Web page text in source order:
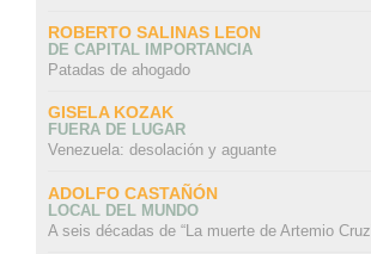
ROBERTO SALINAS LEON
DE CAPITAL IMPORTANCIA
Patadas de ahogado
GISELA KOZAK
FUERA DE LUGAR
Venezuela: desolación y aguante
ADOLFO CASTAÑÓN
LOCAL DEL MUNDO
A seis décadas de “La muerte de Artemio